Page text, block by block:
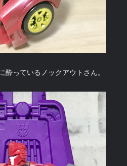
っているノックアウトさん。